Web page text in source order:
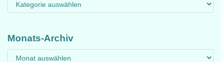
Monats-Archiv